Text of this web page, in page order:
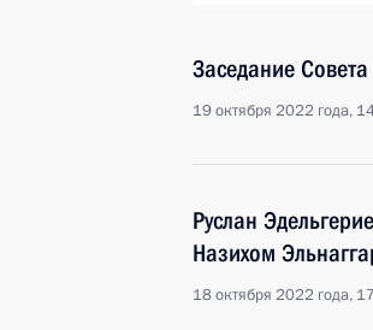
Заседание
19 октября 2022 года,
Руслан
Назихом
18 октября 2022 года,